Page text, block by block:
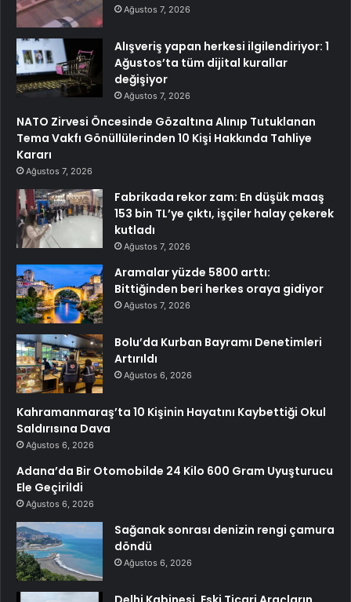
Ağustos 7, 2026
Alışveriş yapan herkesi ilgilendiriyor: 1
Ağustos’ta tüm dijital kurallar
değişiyor
Ağustos 7, 2026
NATO Zirvesi Öncesinde Gözaltına Alınıp Tutuklanan
Tema Vakfı Gönüllülerinden 10 Kişi Hakkında Tahliye
Kararı
Ağustos 7, 2026
Fabrikada rekor zam: En düşük maaş
153 bin TL’ye çıktı, işçiler halay çekerek
kutladı
Ağustos 7, 2026
Aramalar yüzde 5800 arttı:
Bittiğinden beri herkes oraya gidiyor
Ağustos 7, 2026
Bolu’da Kurban Bayramı Denetimleri
Artırıldı
Ağustos 6, 2026
Kahramanmaraş’ta 10 Kişinin Hayatını Kaybettiği Okul
Saldırısına Dava
Ağustos 6, 2026
Adana’da Bir Otomobilde 24 Kilo 600 Gram Uyuşturucu
Ele Geçirildi
Ağustos 6, 2026
Sağanak sonrası denizin rengi çamura
döndü
Ağustos 6, 2026